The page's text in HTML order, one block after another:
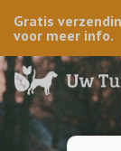
Gratis
voor meer info.